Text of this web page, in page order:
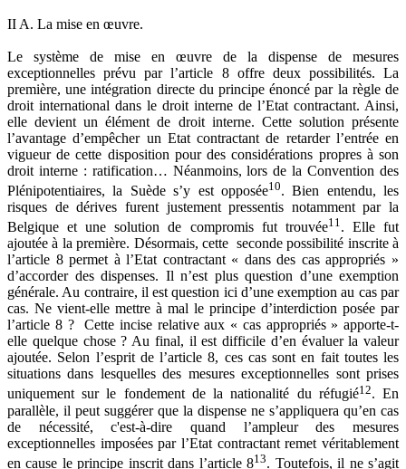
II A. La mise en œuvre.
Le système de mise en œuvre de la dispense de mesures
exceptionnelles prévu par l’article 8 offre deux possibilités. La
première, une intégration directe du principe énoncé par la règle de
droit international dans le droit interne de l’Etat contractant. Ainsi,
elle devient un élément de droit interne. Cette solution présente
l’avantage d’empêcher un Etat contractant de retarder l’entrée en
vigueur de cette disposition pour des considérations propres à son
droit interne : ratification… Néanmoins, lors de la Convention des
Plénipotentiaires, la Suède s’y est opposée10. Bien entendu, les
risques de dérives furent justement pressentis notamment par la
Belgique et une solution de compromis fut trouvée11. Elle fut
ajoutée à la première. Désormais, cette seconde possibilité inscrite à
l’article 8 permet à l’Etat contractant « dans des cas appropriés »
d’accorder des dispenses. Il n’est plus question d’une exemption
générale. Au contraire, il est question ici d’une exemption au cas par
cas. Ne vient-elle mettre à mal le principe d’interdiction posée par
l’article 8 ? Cette incise relative aux « cas appropriés » apporte-t-
elle quelque chose ? Au final, il est difficile d’en évaluer la valeur
ajoutée. Selon l’esprit de l’article 8, ces cas sont en fait toutes les
situations dans lesquelles des mesures exceptionnelles sont prises
uniquement sur le fondement de la nationalité du réfugié12. En
parallèle, il peut suggérer que la dispense ne s’appliquera qu’en cas
de nécessité, c'est-à-dire quand l’ampleur des mesures
exceptionnelles imposées par l’Etat contractant remet véritablement
en cause le principe inscrit dans l’article 813. Toutefois, il ne s’agit